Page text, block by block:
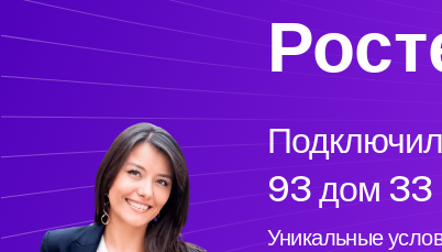
93 дом 33
Уникальные